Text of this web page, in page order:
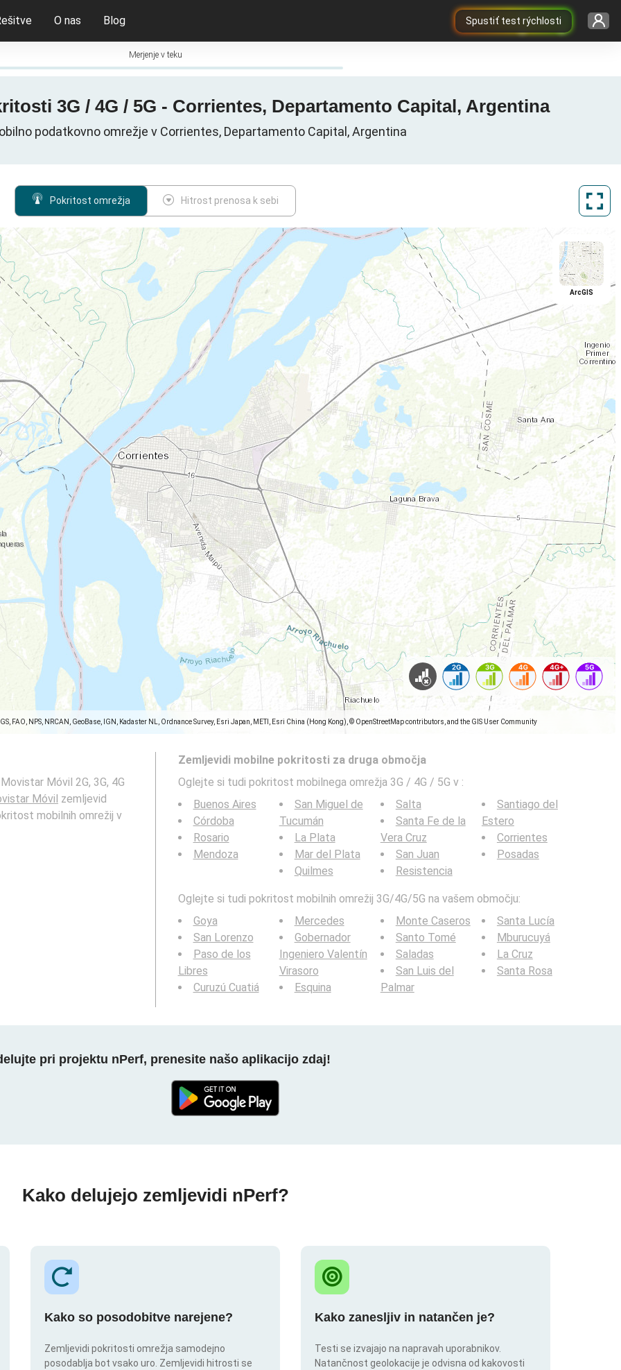
Spustiť test rýchlosti
O nas Blog
Merjenje v teku
3G / 4G / 5G - Corrientes, Departamento Capital, Argentina
podatkovno omrežje v Corrientes, Departamento Capital, Argentina
Pokritost omrežja Hitrost prenosa k sebi
FAO, NPS, NRCAN, GeoBase, IGN, Kadaster NL, Ordnance Survey, Esri Japan, METI, Esri China (Hong Kong), © OpenStreetMap contributors, and the GIS User Community
ArcGIS
Móvil 2G, 3G, 4G
Móvil zemljevid
mobilnih omrežij v
Zemljevidi mobilne pokritosti za druga območja
Oglejte si tudi pokritost mobilnega omrežja 3G / 4G / 5G v :
Buenos Aires
Córdoba
Rosario
Mendoza
San Miguel de
Tucumán
La Plata
Mar del Plata
Quilmes
Salta
Santa Fe de la
Vera Cruz
San Juan
Resistencia
Santiago del
Estero
Corrientes
Posadas
Oglejte si tudi pokritost mobilnih omrežij 3G/4G/5G na vašem območju:
Goya
San Lorenzo
Paso de los
Libres
Curuzú Cuatiá
Mercedes
Gobernador
Ingeniero Valentín
Virasoro
Esquina
Monte Caseros
Santo Tomé
Saladas
San Luis del
Palmar
Santa Lucía
Mburucuyá
La Cruz
Santa Rosa
pri projektu nPerf, prenesite našo aplikacijo zdaj!
Kako delujejo zemljevidi nPerf?
Kako so posodobitve narejene?
Zemljevidi pokritosti omrežja samodejno
posodablja bot vsako uro. Zemljevidi hitrosti se
Kako zanesljiv in natančen je?
Testi se izvajajo na napravah uporabnikov.
Natančnost geolokacije je odvisna od kakovosti